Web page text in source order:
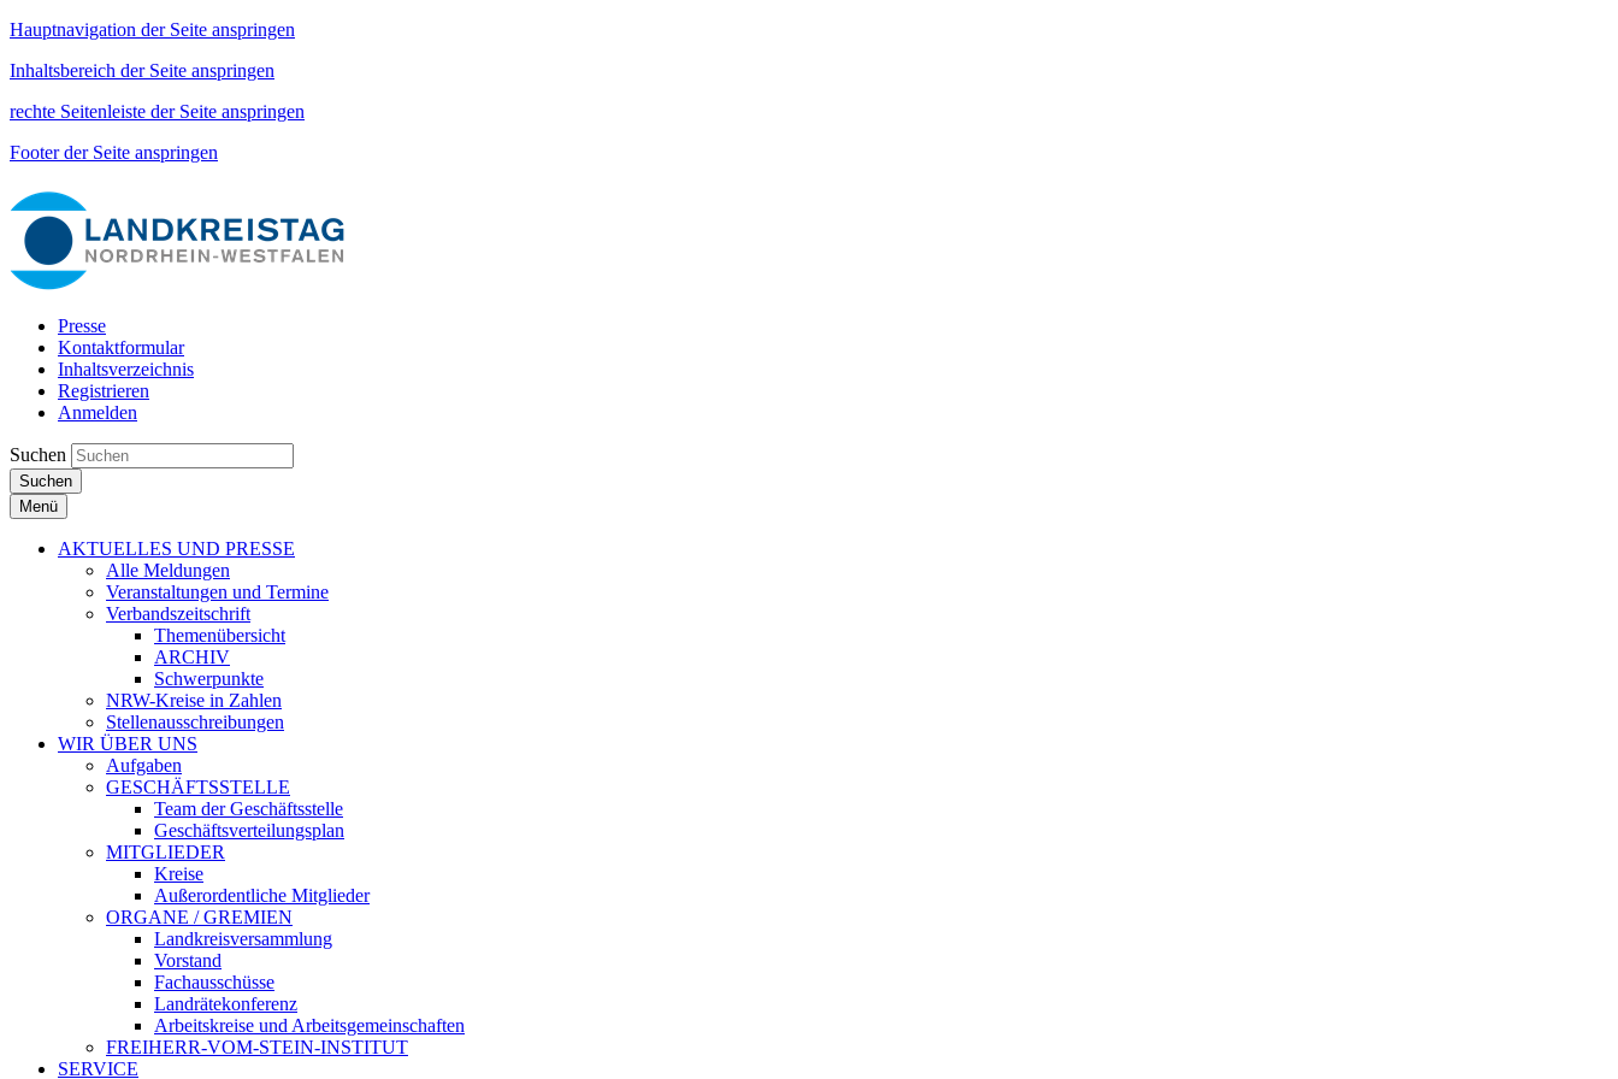
Hauptnavigation der Seite anspringen
Inhaltsbereich der Seite anspringen
rechte Seitenleiste der Seite anspringen
Footer der Seite anspringen
Presse
Kontaktformular
Inhaltsverzeichnis
Registrieren
Anmelden
Suchen
Suchen
Menü
AKTUELLES UND PRESSE
Alle Meldungen
Veranstaltungen und Termine
Verbandszeitschrift
Themenübersicht
ARCHIV
Schwerpunkte
NRW-Kreise in Zahlen
Stellenausschreibungen
WIR ÜBER UNS
Aufgaben
GESCHÄFTSSTELLE
Team der Geschäftsstelle
Geschäftsverteilungsplan
MITGLIEDER
Kreise
Außerordentliche Mitglieder
ORGANE / GREMIEN
Landkreisversammlung
Vorstand
Fachausschüsse
Landrätekonferenz
Arbeitskreise und Arbeitsgemeinschaften
FREIHERR-VOM-STEIN-INSTITUT
SERVICE